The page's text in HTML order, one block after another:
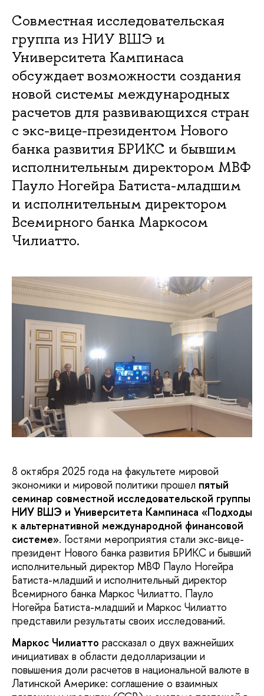
Совместная исследовательская
группа из НИУ ВШЭ и
Университета Кампинаса
обсуждает возможности создания
новой системы международных
расчетов для развивающихся стран
с экс-вице-президентом Нового
банка развития БРИКС и бывшим
исполнительным директором МВФ
Пауло Ногейра Батиста-младшим
и исполнительным директором
Всемирного банка Маркосом
Чилиатто.
8 октября 2025 года на факультете мировой
экономики и мировой политики прошел пятый
семинар совместной исследовательской группы
НИУ ВШЭ и Университета Кампинаса «Подходы
к альтернативной международной финансовой
системе». Гостями мероприятия стали экс-вице-
президент Нового банка развития БРИКС и бывший
исполнительный директор МВФ Пауло Ногейра
Батиста-младший и исполнительный директор
Всемирного банка Маркос Чилиатто. Пауло
Ногейра Батиста-младший и Маркос Чилиатто
представили результаты своих исследований.
Маркос Чилиатто рассказал о двух важнейших
инициативах в области дедолларизации и
повышения доли расчетов в национальной валюте в
Латинской Америке: соглашение о взаимных